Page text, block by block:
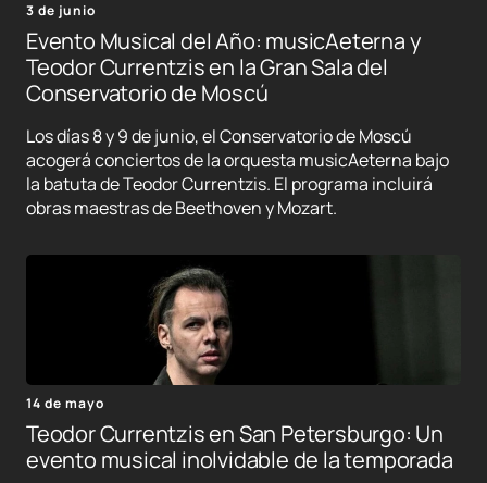
3 de junio
Evento Musical del Año: musicAeterna y
Teodor Currentzis en la Gran Sala del
Conservatorio de Moscú
Los días 8 y 9 de junio, el Conservatorio de Moscú
acogerá conciertos de la orquesta musicAeterna bajo
la batuta de Teodor Currentzis. El programa incluirá
obras maestras de Beethoven y Mozart.
14 de mayo
Teodor Currentzis en San Petersburgo: Un
evento musical inolvidable de la temporada